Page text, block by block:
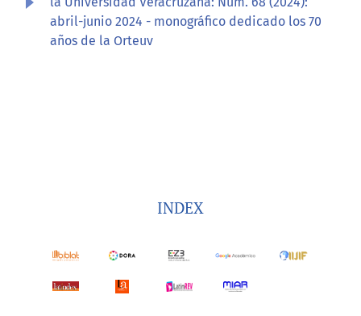
abril-junio 2024 - monográfico dedicado los 70
años de la Orteuv
INDEX